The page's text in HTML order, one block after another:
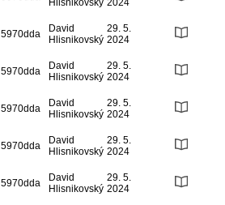
Hlisnikovský 2024
5970dda
David
Hlisnikovský
29. 5.
2024
5970dda
David
Hlisnikovský
29. 5.
2024
5970dda
David
Hlisnikovský
29. 5.
2024
5970dda
David
Hlisnikovský
29. 5.
2024
5970dda
David
Hlisnikovský
29. 5.
2024